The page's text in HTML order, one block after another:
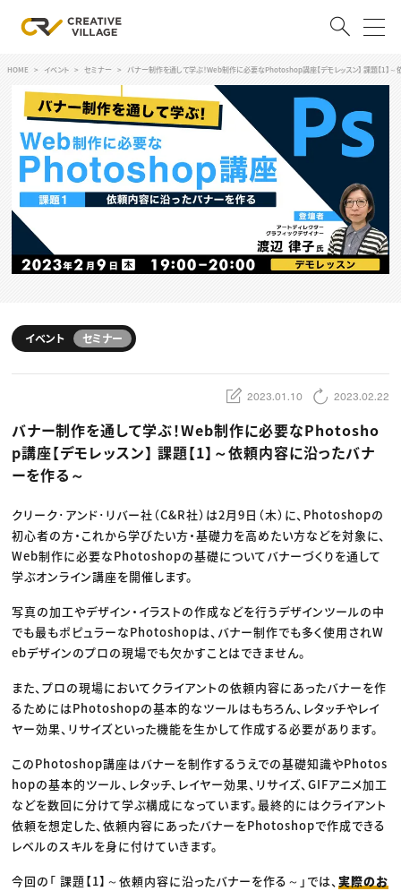
ログイン 会員登録
RECRUIT
クリエイター求人を探す
CREATIVE JOB求人検索
特集求人
採用説明会
スキルアップしたい！
デザイン
編集・ライティング
マーケティング
ディレクション
業界解説・キャリア事情
お役立ち基礎知識
TOP Creator’s コラム
Webクリエイター
アプリクリエイター
ゲームクリエイター
映像クリエイター
マーケッター
C＆R Magazine
セミナー
ニュース・トレンド
Web
映像
ゲーム・エンタメ
広告
出版
CREATIVE VILLAGEからのお知らせ
プロフェッショナル×つながる×メディア
HOME イベント セミナー バナー制作を通して学ぶ！Web制作に必要なPhotoshop講座【デモレッスン】 課題【1】
イベント セミナー
2023.01.10 2023.02.22
バナー制作を通して学ぶ！Web制作に必要なPhotosho
p講座【デモレッスン】 課題【1】～依頼内容に沿ったバナ
ーを作る～
クリーク･アンド･リバー社（C&R社）は2月9日（木）に、Photoshopの
初心者の方・これから学びたい方・基礎力を高めたい方などを対象に、
Web制作に必要なPhotoshopの基礎についてバナーづくりを通して
学ぶオンライン講座を開催します。
写真の加工やデザイン・イラストの作成などを行うデザインツールの中
でも最もポピュラーなPhotoshopは、バナー制作でも多く使用されW
ebデザインのプロの現場でも欠かすことはできません。
また、プロの現場においてクライアントの依頼内容にあったバナーを作
るためにはPhotoshopの基本的なツールはもちろん、レタッチやレイ
ヤー効果、リサイズといった機能を生かして作成する必要があります。
このPhotoshop講座はバナーを制作するうえでの基礎知識やPhotos
hopの基本的ツール、レタッチ、レイヤー効果、リサイズ、GIFアニメ加工
などを数回に分けて学ぶ構成になっています。最終的にはクライアント
依頼を想定した、依頼内容にあったバナーをPhotoshopで作成できる
レベルのスキルを身に付けていきます。
今回の「 課題【1】～依頼内容に沿ったバナーを作る～」では、実際のお